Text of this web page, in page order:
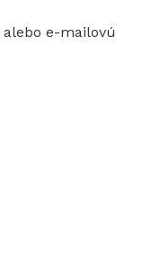
e-mailovú